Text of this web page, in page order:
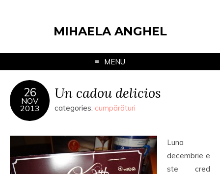
MIHAELA ANGHEL
MENU
26
NOV
2013
Un cadou delicios
categories: cumpărături
Luna
decembrie e
ste cred